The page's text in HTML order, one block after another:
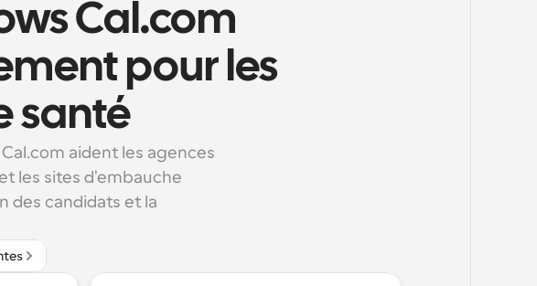
Cal.com
pour les
santé
aident les agences
les sites d'embauche
des candidats et la